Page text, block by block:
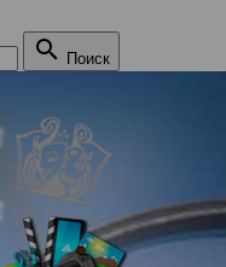
 Поиск